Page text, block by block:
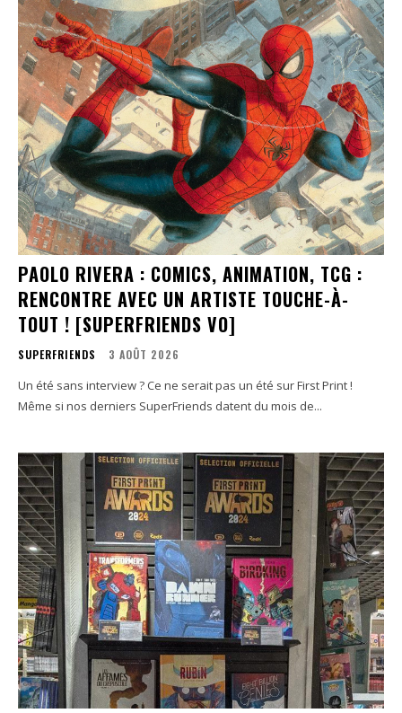
PAOLO RIVERA : COMICS, ANIMATION, TCG :
RENCONTRE AVEC UN ARTISTE TOUCHE-À-
TOUT ! [SUPERFRIENDS VO]
SUPERFRIENDS 3 AOÛT 2026
Un été sans interview ? Ce ne serait pas un été sur First Print !
Même si nos derniers SuperFriends datent du mois de...